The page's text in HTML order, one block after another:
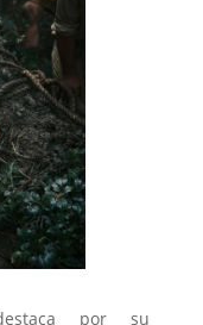
por su